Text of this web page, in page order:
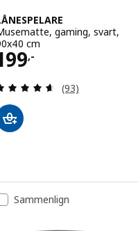
gaming, svart,
cm
,-
199,-
(93)
Sammenlign